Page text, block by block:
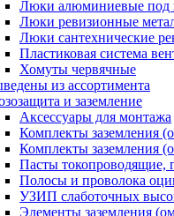
Люки алюминиевые под
Люки ревизионные
Люки сантехнические
Пластиковая система
Хомуты червячные
из ассортимента
и заземление
Аксессуары для монтажа
Комплекты заземления
Комплекты заземления
Пасты токопроводящие,
Полосы и проволока
УЗИП слаботочных
Элементы заземления